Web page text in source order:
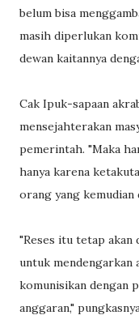
belum bisa
masih diperlukan
dewan kaitannya
Cak Ipuk-sapaan
mensejahterakan
pemerintah. "Maka
hanya karena
orang yang kemudian
"Reses itu tetap akan
untuk mendengarkan
komunisikan dengan
anggaran,"